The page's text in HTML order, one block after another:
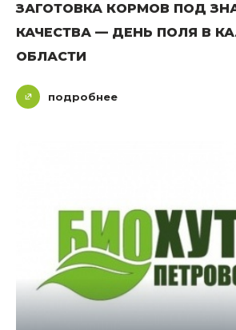
ЗАГОТОВКА КОРМОВ ПОД
КАЧЕСТВА — ДЕНЬ ПОЛЯ В
ОБЛАСТИ
подробнее